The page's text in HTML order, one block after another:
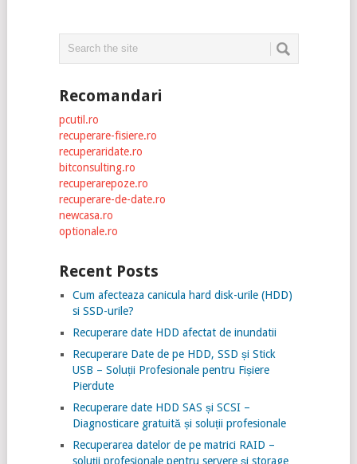
Recomandari
pcutil.ro
recuperare-fisiere.ro
recuperaridate.ro
bitconsulting.ro
recuperarepoze.ro
recuperare-de-date.ro
newcasa.ro
optionale.ro
Recent Posts
Cum afecteaza canicula hard disk-urile (HDD)
si SSD-urile?
Recuperare date HDD afectat de inundatii
Recuperare Date de pe HDD, SSD și Stick
USB – Soluții Profesionale pentru Fișiere
Pierdute
Recuperare date HDD SAS și SCSI –
Diagnosticare gratuită și soluții profesionale
Recuperarea datelor de pe matrici RAID –
soluții profesionale pentru servere și storage